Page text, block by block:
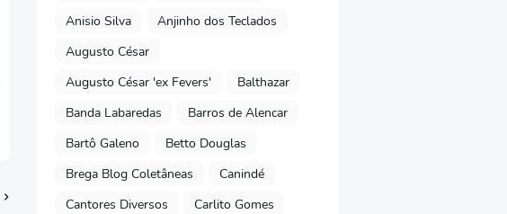
Anisio Silva
Anjinho dos Teclados
Augusto César
Augusto César 'ex Fevers'
Balthazar
Banda Labaredas
Barros de Alencar
Bartô Galeno
Betto Douglas
Brega Blog Coletâneas
Canindé
Cantores Diversos
Carlito Gomes